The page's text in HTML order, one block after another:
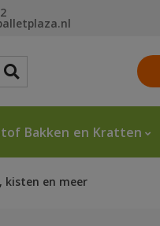
Bakken en Kratten
en meer